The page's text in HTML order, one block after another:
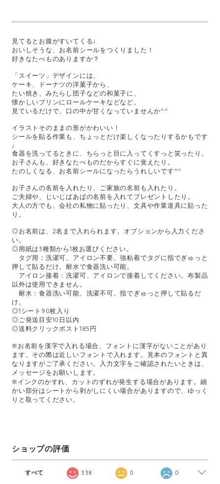
見てるとお腹がすいてくる♩
おいしそうな、お名前シールをつくりました！
好きなたべものありますか？
「スイーツ」デザインには、
ケーキ、ドーナツの洋菓子から、
たい焼き、みたらし団子などの和菓子に、
懐かしいプリンにロールケーキなどなど。
見ているだけで、口の中が甘くなっていませんか^^
イラストそのままの形がかわいい！
シールを貼る作業も、ちょっとだけ楽しくなったりするかもです
♩
食器を洗ってるときに、ちらっと目に入ってくすっと笑ったり。
お子さんも、好きなたべものだからすぐに覚えたり。
たのしくなる、お名前シールになったらうれしいです^^
お子さんの名前を入れたり、ご家族の名前も入れたり。
ご夫婦や、じいじばあばの名前を入れてプレゼントしたり。
大人の方でも、会社の私物に貼ったり、文具や作業道具に貼った
り。
◎お名前は、2名まで入れられます。オプションから入力くださ
い。
◎用紙は3種類から1枚お選びください。
タグ用：洗濯可、アイロン不要、強粘着でタグに指でぎゅっと
押して貼るだけ。耐水で食器洗い可能。
アイロン接着：洗濯可、アイロンで接着してください。布製品
以外は使用できません。
耐水：食器洗い可能、洗濯不可。指でぎゅっと押して貼るだ
け。
◎1シート90枚入り
◎ご発送目安10日以内
◎送料クリックポスト185円
※お名前を漢字で入れる場合、フォントに漢字がないことがあり
ます。その際は近しいフォントで入れます。見本のフォントと異
なりますがご了承ください。入力文字をご確認されたいときは、
メッセージをお願いします。
※インクのかすれ、カットのずれが発生する場合があります。細
かい部分はシートから剥がしにくい場合がありますので、ゆっく
りと取ってください。
ショップの評価
すべて 338 0 0